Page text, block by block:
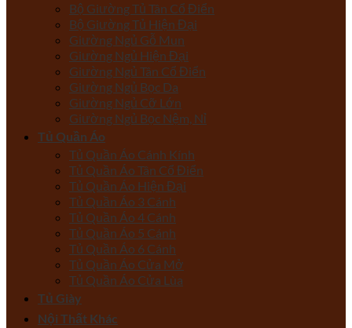
Bộ Giường Tủ Tân Cổ Điển
Bộ Giường Tủ Hiện Đại
Giường Ngủ Gỗ Mun
Giường Ngủ Hiện Đại
Giường Ngủ Tân Cổ Điển
Giường Ngủ Bọc Da
Giường Ngủ Cỡ Lớn
Giường Ngủ Bọc Nệm, Nỉ
Tủ Quần Áo
Tủ Quần Áo Cánh Kính
Tủ Quần Áo Tân Cổ Điển
Tủ Quần Áo Hiện Đại
Tủ Quần Áo 3 Cánh
Tủ Quần Áo 4 Cánh
Tủ Quần Áo 5 Cánh
Tủ Quần Áo 6 Cánh
Tủ Quần Áo Cửa Mở
Tủ Quần Áo Cửa Lùa
Tủ Giày
Nội Thất Khác